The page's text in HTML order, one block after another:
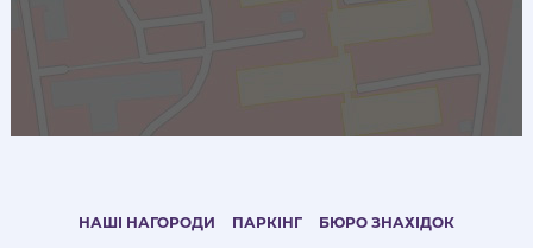
НАШІ НАГОРОДИ ПАРКІНГ БЮРО ЗНАХІДОК